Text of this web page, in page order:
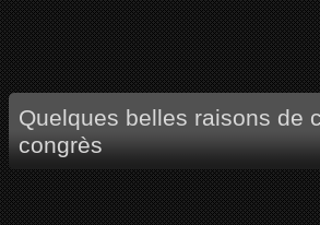
Quelques belles raisons de
congrès